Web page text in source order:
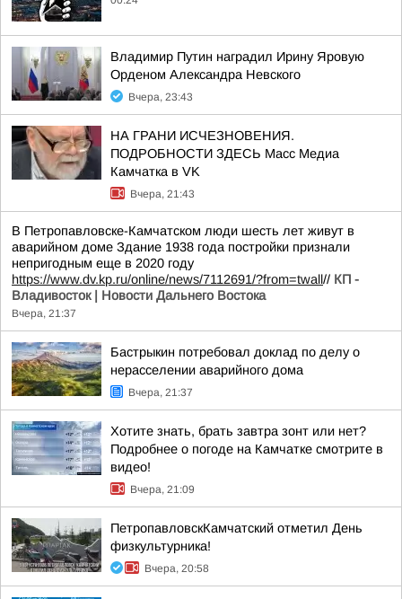
Владимир Путин наградил Ирину Яровую
Орденом Александра Невского
Вчера, 23:43
НА ГРАНИ ИСЧЕЗНОВЕНИЯ.
ПОДРОБНОСТИ ЗДЕСЬ Масс Медиа
Камчатка в VK
Вчера, 21:43
В Петропавловске-Камчатском люди шесть лет живут в
аварийном доме Здание 1938 года постройки признали
непригодным еще в 2020 году
https://www.dv.kp.ru/online/news/7112691/?from=twall// КП -
Владивосток | Новости Дальнего Востока
Вчера, 21:37
Бастрыкин потребовал доклад по делу о
нерасселении аварийного дома
Вчера, 21:37
Хотите знать, брать завтра зонт или нет?
Подробнее о погоде на Камчатке смотрите в
видео!
Вчера, 21:09
ПетропавловскКамчатский отметил День
физкультурника!
Вчера, 20:58